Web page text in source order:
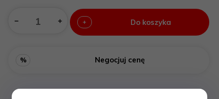
+ Do koszyka
% Negocjuj cenę